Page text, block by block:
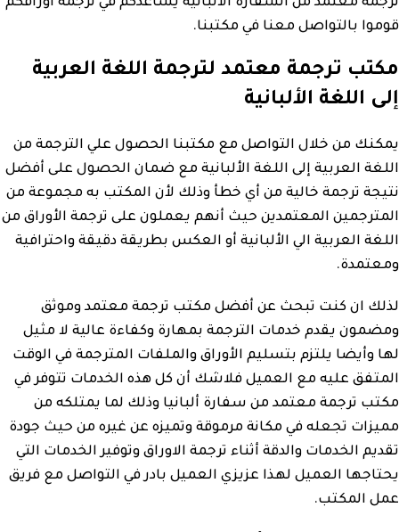
قوموا بالتواصل معنا في مكتبنا.
مكتب ترجمة معتمد لترجمة اللغة العربية
إلى اللغة الألبانية
يمكنك من خلال التواصل مع مكتبنا الحصول علي الترجمة من
اللغة العربية إلى اللغة الألبانية مع ضمان الحصول على أفضل
نتيجة ترجمة خالية من أي خطأ وذلك لأن المكتب به مجموعة من
المترجمين المعتمدين حيث أنهم يعملون على ترجمة الأوراق من
اللغة العربية الي الألبانية أو العكس بطريقة دقيقة واحترافية
ومعتمدة.
لذلك ان كنت تبحث عن أفضل مكتب ترجمة معتمد وموثق
ومضمون يقدم خدمات الترجمة بمهارة وكفاءة عالية لا مثيل
لها وأيضا يلتزم بتسليم الأوراق والملفات المترجمة في الوقت
المتفق عليه مع العميل فلاشك أن كل هذه الخدمات تتوفر في
مكتب ترجمة معتمد من سفارة ألبانيا وذلك لما يمتلكه من
مميزات تجعله في مكانة مرموقة وتميزه عن غيره من حيث جودة
تقديم الخدمات والدقة أثناء ترجمة الاوراق وتوفير الخدمات التي
يحتاجها العميل لهذا عزيزي العميل بادر في التواصل مع فريق
عمل المكتب.